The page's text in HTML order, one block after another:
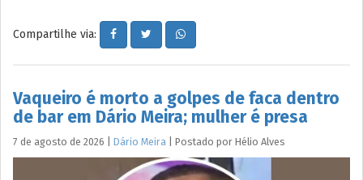
Compartilhe via:
Vaqueiro é morto a golpes de faca dentro
de bar em Dário Meira; mulher é presa
7 de agosto de 2026 Dário Meira Postado por Hélio Alves